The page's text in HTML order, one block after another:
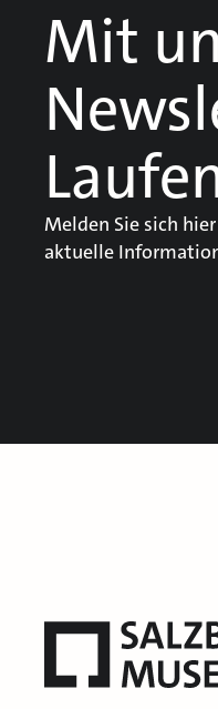
Mit
Melden Sie sich
aktuelle